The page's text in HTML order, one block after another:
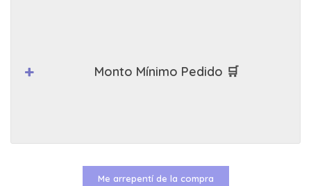
Monto Mínimo Pedido 🛒
Me arrepentí de la compra